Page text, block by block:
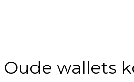
Oude wallets